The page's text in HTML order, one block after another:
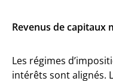
Revenus de capitaux
Les régimes
intérêts sont alignés.